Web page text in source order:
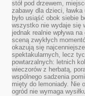
stół pod drzewem,
zabawy dla dzieci,
było usiąść obok siebie
wszystko nie wydaje się
jednak realnie wpływa
sceną zwykłych
okazują się
spektakularnych, lecz
powtarzalnych: letnich
wieczorów z herbatą,
wspólnego sadzenia
mięty do lemoniady. Nie
ogród nie wymaga